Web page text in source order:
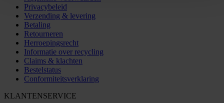
Privacybeleid
Verzending & levering
Betaling
Retourneren
Herroepingsrecht
Informatie over recycling
Claims & klachten
Bestelstatus
Conformiteitsverklaring
KLANTENSERVICE